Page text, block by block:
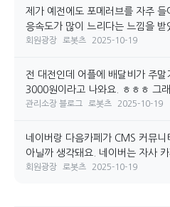
제가 예전에도 포메러브를 자주
응속도가 많이 느리다는 느낌을 받
회원광장 로봇츠 2025-10-19
전 대전인데 어플에 배달비가 주
3000원이라고 나와요. ㅎㅎㅎ 그래
관리소장 블로그 로봇츠 2025-10-19
네이버랑 다음카페가 CMS 커뮤니
아닐까 생각돼요. 네이버는 자사 카
회원광장 로봇츠 2025-10-19